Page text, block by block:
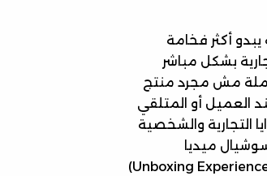
يبدو أكثر فخامة
بشكل مباشر
مش مجرد منتج
العميل أو المتلقي
التجارية والشخصية
ميديا